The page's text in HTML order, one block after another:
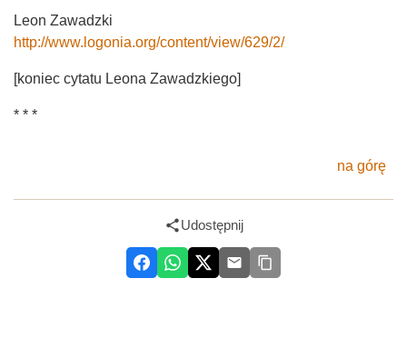
Leon Zawadzki
http://www.logonia.org/content/view/629/2/
[koniec cytatu Leona Zawadzkiego]
* * *
na górę
Udostępnij